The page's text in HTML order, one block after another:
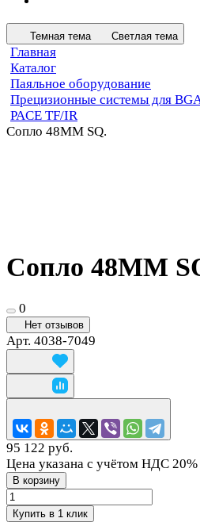
Темная тема Светлая тема
Главная
Каталог
Паяльное оборудование
Прецизионные системы для
PACE TF/IR
Сопло 48MM SQ.
Сопло 48MM
0
Нет отзывов
Арт. 4038-7049
95 122 руб.
Цена указана с учётом НДС 20%
В корзину
Купить в 1 клик